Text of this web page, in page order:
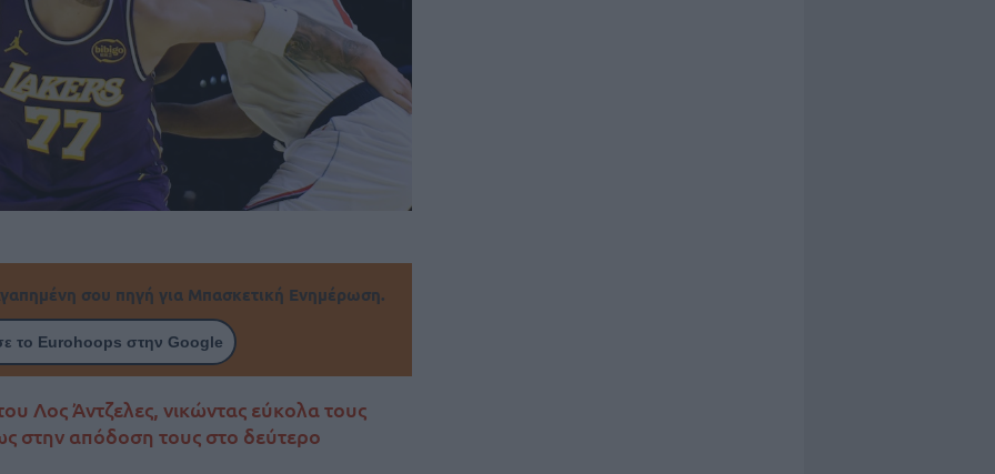
σου πηγή για Μπασκετική Ενημέρωση.
το Eurohoops στην Google
Λος Άντζελες, νικώντας εύκολα τους
στην απόδοση τους στο δεύτερο